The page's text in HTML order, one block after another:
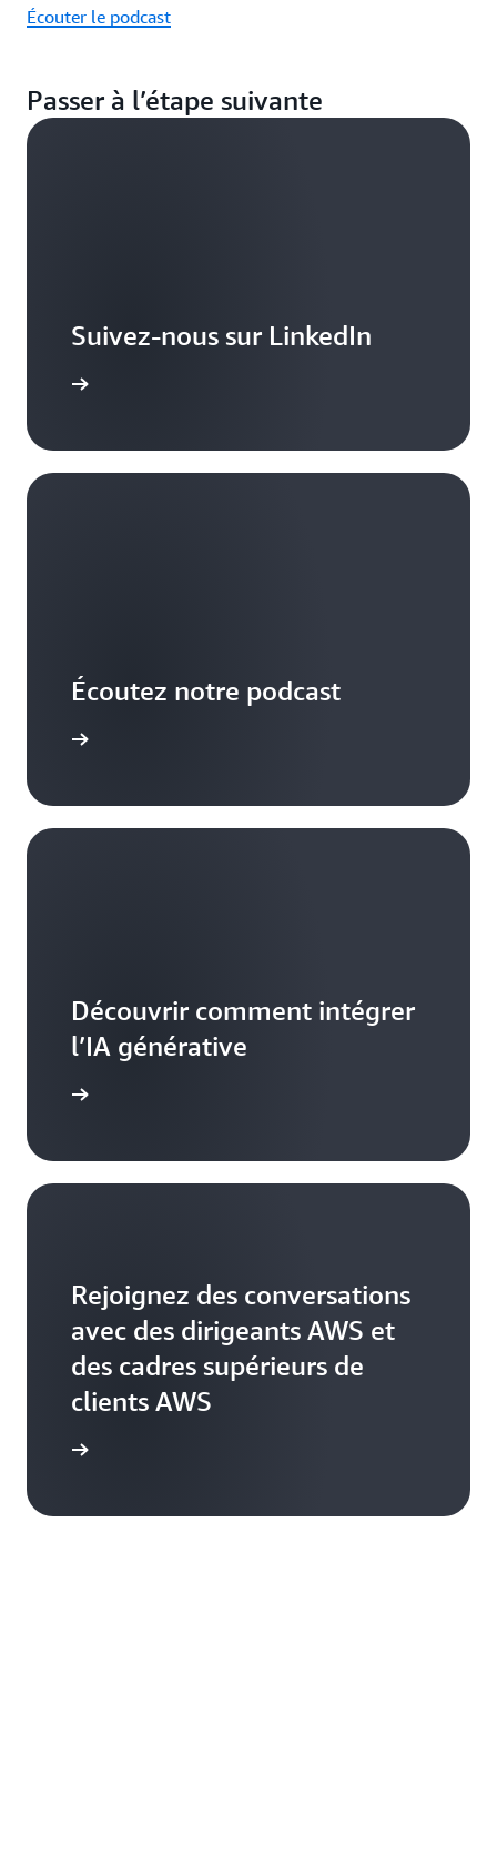
Écouter le podcast
Passer à l’étape suivante
Suivez-nous sur LinkedIn
Écoutez notre podcast
Découvrir comment intégrer
l’IA générative
Rejoignez des conversations
avec des dirigeants AWS et
des cadres supérieurs de
clients AWS